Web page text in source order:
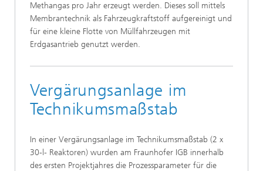
Methangas pro Jahr erzeugt werden. Dieses soll mittels
Membrantechnik als Fahrzeugkraftstoff aufgereinigt und
für eine kleine Flotte von Müllfahrzeugen mit
Erdgasantrieb genutzt werden.
Vergärungsanlage im
Technikumsmaßstab
In einer Vergärungsanlage im Technikumsmaßstab (2 x
30-l- Reaktoren) wurden am Fraunhofer IGB innerhalb
des ersten Projektjahres die Prozessparameter für die